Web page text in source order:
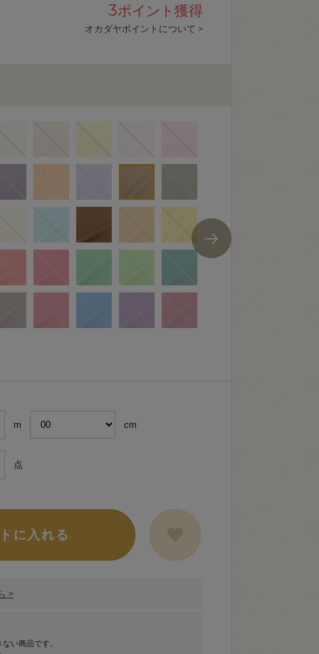
3ポイント獲得
オカダヤポイントについて >
m cm
点
に入れる
>
い商品です。